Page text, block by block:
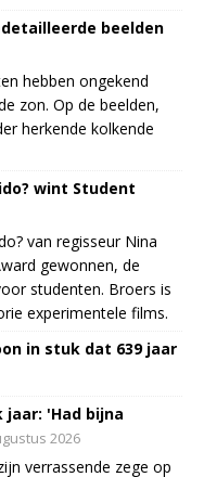
beelden
hebben ongekend
zon. Op de beelden,
herkende kolkende
wint Student
van regisseur Nina
gewonnen, de
studenten. Broers is
experimentele films.
in stuk dat 639 jaar
'Had bijna
2026
verrassende zege op